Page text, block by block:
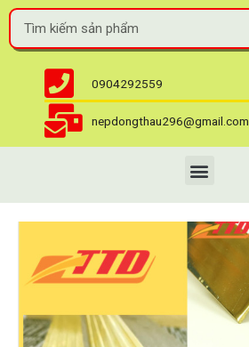
0904292559
nepdongthau296@gmail.com